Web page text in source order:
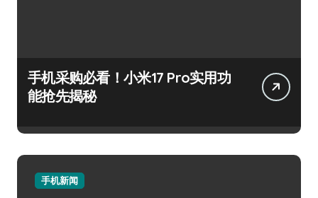
手机采购必看！小米17 Pro实用功
能抢先揭秘
手机新闻